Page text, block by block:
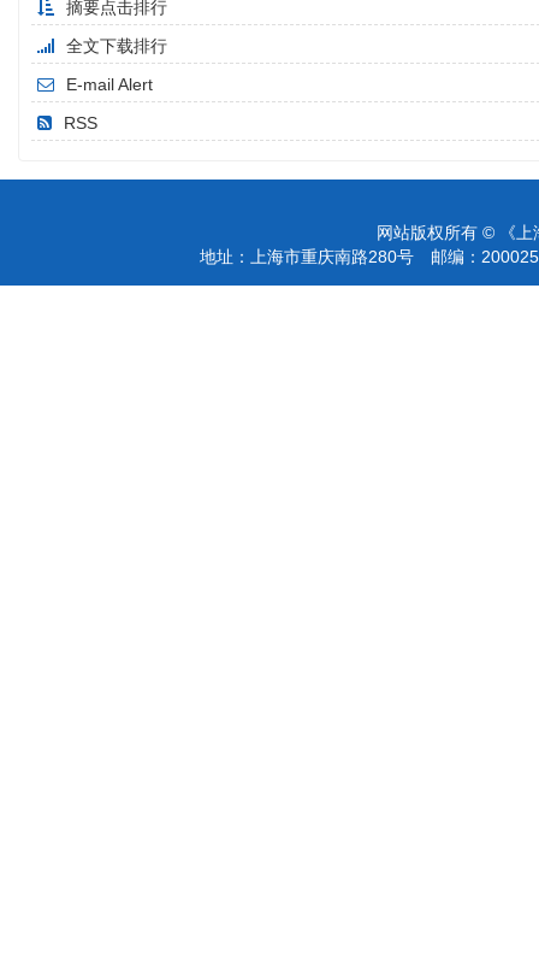
摘要点击排行
全文下载排行
E-mail Alert
RSS
网站版权所有 © 《上
地址：上海市重庆南路280号 邮编：